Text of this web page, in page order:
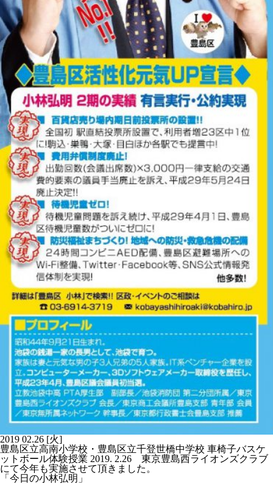
2019 02.26 [火]
豊島区立高南小学校・豊島区立千登世橋中学校 車椅子バスケ
ットボール体験授業 2019. 2.26 東京豊島西ライオンズクラブ
にて今年も実施させて頂きました。
「今日の小林弘明」